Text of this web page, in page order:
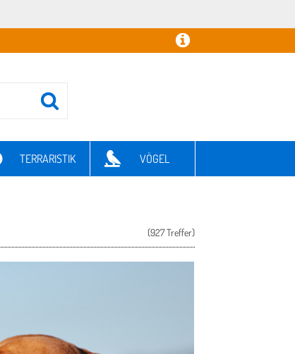
TERRARISTIK VÖGEL
(927 Treffer)